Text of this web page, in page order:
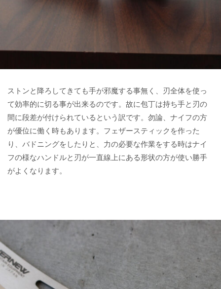
ストンと降ろしてきても手が邪魔する事無く、刃全体を使っ
て効率的に切る事が出来るのです。故に包丁は持ち手と刃の
間に段差が付けられているという訳です。勿論、ナイフの方
が優位に働く時もあります。フェザースティックを作った
り、バドニングをしたりと、力の必要な作業をする時はナイ
フの様なハンドルと刃が一直線上にある形状の方が使い勝手
がよくなります。